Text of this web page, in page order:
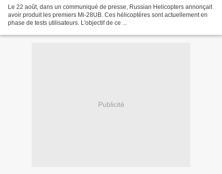
Le 22 août, dans un communiqué de presse, Russian Helicopters annonçait
avoir produit les premiers Mi-28UB. Ces hélicoptères sont actuellement en
phase de tests utilisateurs. L'objectif de ce ...
Publicité